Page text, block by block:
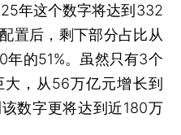
年这个数字将达到332
置后，剩下部分占比从
的51%。虽然只有3个
，从56万亿元增长到
数字更将达到近180万